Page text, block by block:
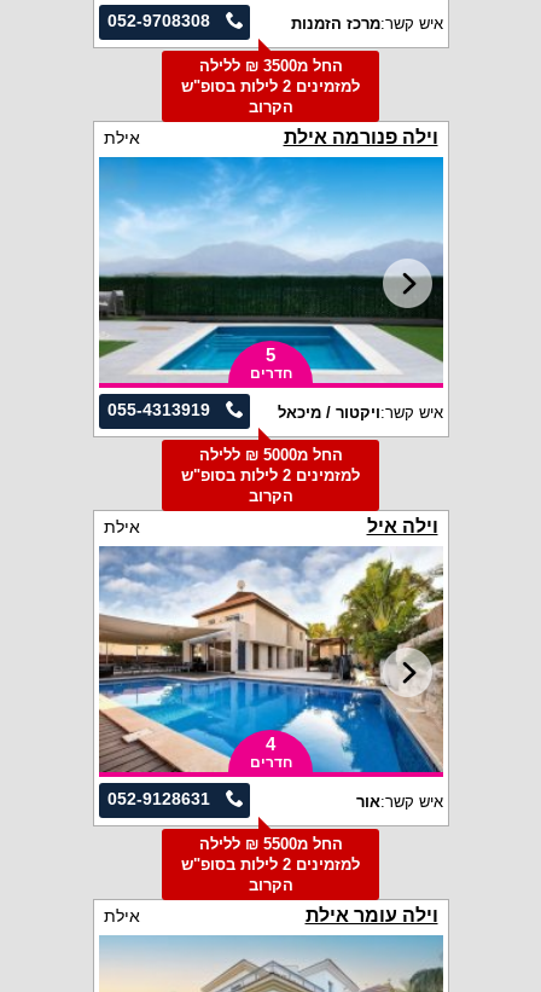
052-9708308 איש קשר:מרכז הזמנות
החל מ3500 ₪ ללילה
למזמינים 2 לילות בסופ"ש
הקרוב
וילה פנורמה אילת אילת
5
חדרים
055-4313919 איש קשר:ויקטור / מיכאל
החל מ5000 ₪ ללילה
למזמינים 2 לילות בסופ"ש
הקרוב
וילה איל אילת
4
חדרים
052-9128631 איש קשר:אור
החל מ5500 ₪ ללילה
למזמינים 2 לילות בסופ"ש
הקרוב
וילה עומר אילת אילת